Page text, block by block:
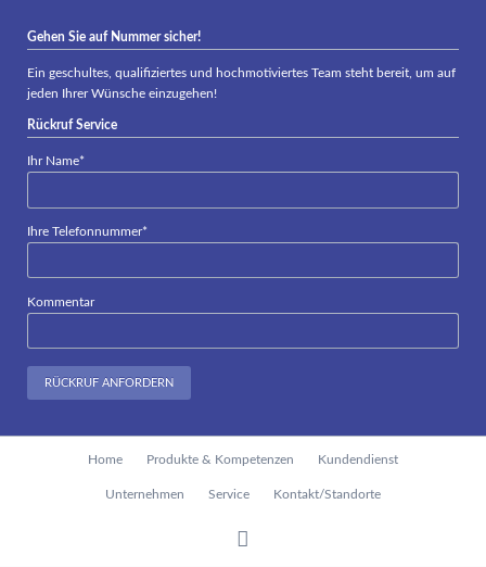
Gehen Sie auf Nummer sicher!
Ein geschultes, qualifiziertes und hochmotiviertes Team steht bereit, um auf
jeden Ihrer Wünsche einzugehen!
Rückruf Service
Pflichtfeld
Ihr Name*
Pflichtfeld
Ihre Telefonnummer*
Kommentar
RÜCKRUF ANFORDERN
Home Produkte & Kompetenzen Kundendienst
Unternehmen Service Kontakt/Standorte